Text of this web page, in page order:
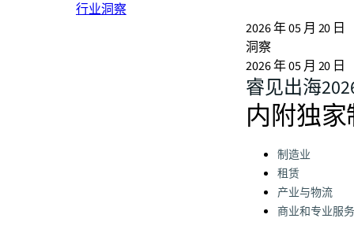
行业洞察
2026 年 05 月 20 日
洞察
2026 年 05 月 20 日
睿见出海
内附独
Categories:
制造业
租赁
产业与物流
商业和专业服务